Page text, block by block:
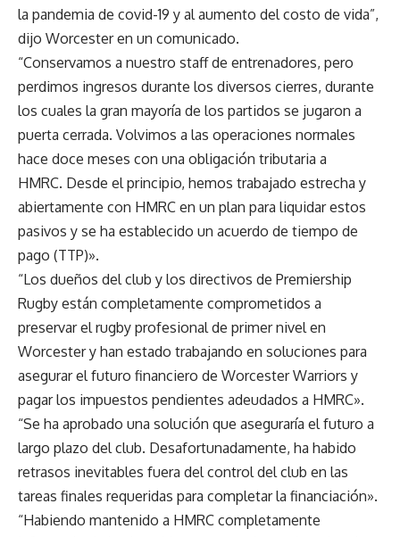
la pandemia de covid-19 y al aumento del costo de vida”,
dijo Worcester en un comunicado.
“Conservamos a nuestro staff de entrenadores, pero
perdimos ingresos durante los diversos cierres, durante
los cuales la gran mayoría de los partidos se jugaron a
puerta cerrada. Volvimos a las operaciones normales
hace doce meses con una obligación tributaria a
HMRC. Desde el principio, hemos trabajado estrecha y
abiertamente con HMRC en un plan para liquidar estos
pasivos y se ha establecido un acuerdo de tiempo de
pago (TTP)».
“Los dueños del club y los directivos de Premiership
Rugby están completamente comprometidos a
preservar el rugby profesional de primer nivel en
Worcester y han estado trabajando en soluciones para
asegurar el futuro financiero de Worcester Warriors y
pagar los impuestos pendientes adeudados a HMRC».
“Se ha aprobado una solución que aseguraría el futuro a
largo plazo del club. Desafortunadamente, ha habido
retrasos inevitables fuera del control del club en las
tareas finales requeridas para completar la financiación».
“Habiendo mantenido a HMRC completamente